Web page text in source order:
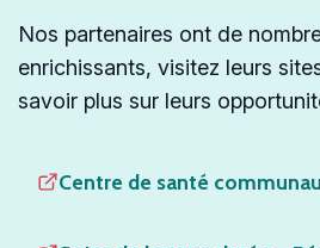
Nos partenaires ont de
enrichissants, visitez leurs
savoir plus sur leurs
Centre de santé